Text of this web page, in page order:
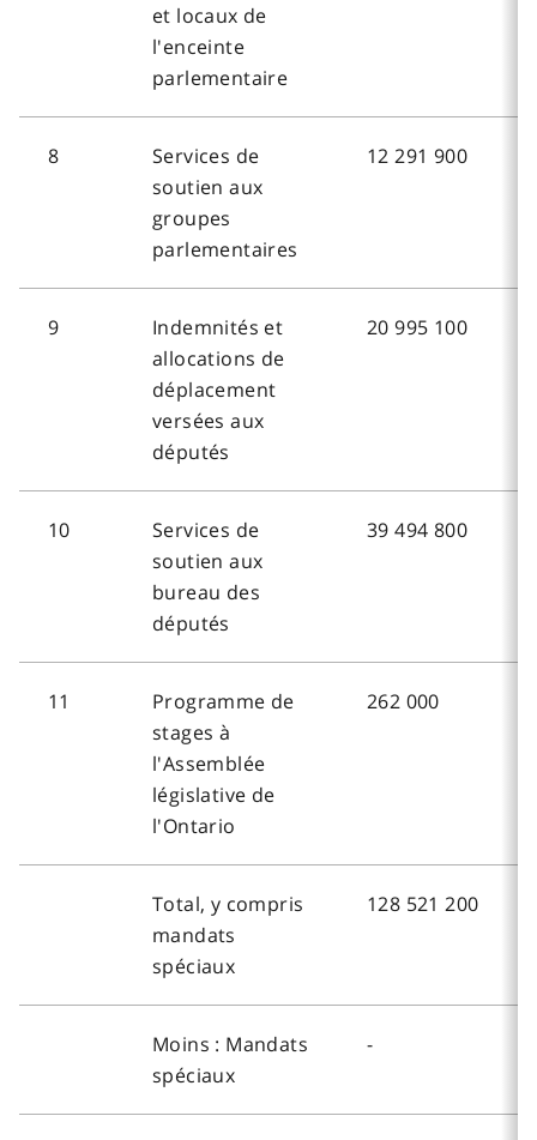
et locaux de
l'enceinte
parlementaire
8
Services de
soutien aux
groupes
parlementaires
12 291 900
9
Indemnités et
allocations de
déplacement
versées aux
députés
20 995 100
10
Services de
soutien aux
bureau des
députés
39 494 800
11
Programme de
stages à
l'Assemblée
législative de
l'Ontario
262 000
Total, y compris
mandats
spéciaux
128 521 200
Moins : Mandats
spéciaux
-